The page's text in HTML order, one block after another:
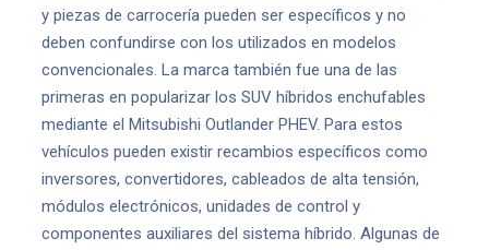
y piezas de carrocería pueden ser específicos y no
deben confundirse con los utilizados en modelos
convencionales. La marca también fue una de las
primeras en popularizar los SUV híbridos enchufables
mediante el Mitsubishi Outlander PHEV. Para estos
vehículos pueden existir recambios específicos como
inversores, convertidores, cableados de alta tensión,
módulos electrónicos, unidades de control y
componentes auxiliares del sistema híbrido. Algunas de